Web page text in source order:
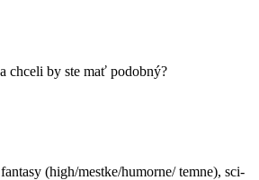
chceli by ste mať podobný?
(high/mestke/humorne/ temne), sci-